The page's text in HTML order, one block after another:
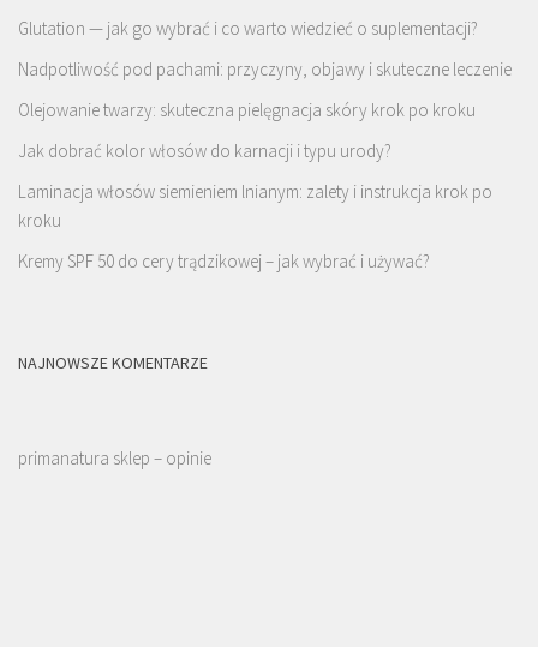
Glutation — jak go wybrać i co warto wiedzieć o suplementacji?
Nadpotliwość pod pachami: przyczyny, objawy i skuteczne leczenie
Olejowanie twarzy: skuteczna pielęgnacja skóry krok po kroku
Jak dobrać kolor włosów do karnacji i typu urody?
Laminacja włosów siemieniem lnianym: zalety i instrukcja krok po
kroku
Kremy SPF 50 do cery trądzikowej – jak wybrać i używać?
NAJNOWSZE KOMENTARZE
primanatura sklep – opinie